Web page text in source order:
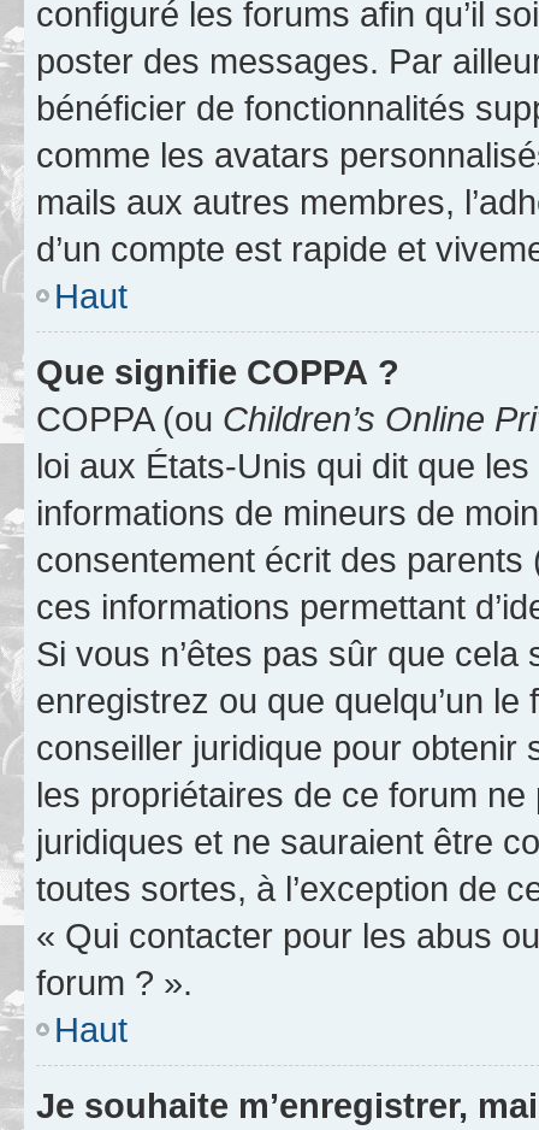
configuré les forums afin qu’il
poster des messages. Par
bénéficier de fonctionnalités
comme les avatars
mails aux autres membres,
d’un compte est rapide et
Haut
Que signifie COPPA ?
COPPA (ou Children’s Online
loi aux États-Unis qui dit que
informations de mineurs de
consentement écrit des parents
ces informations permettant
Si vous n’êtes pas sûr que
enregistrez ou que quelqu’un
conseiller juridique pour obtenir
les propriétaires de ce forum
juridiques et ne sauraient être
toutes sortes, à l’exception de
« Qui contacter pour les abus
forum ? ».
Haut
Je souhaite m’enregistrer,